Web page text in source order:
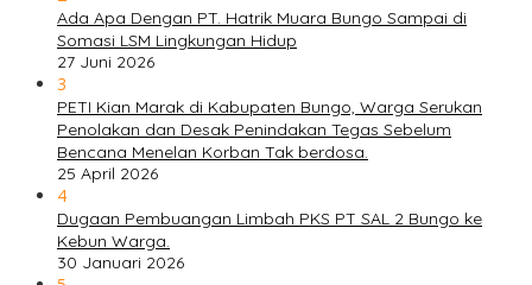
Ada Apa Dengan PT. Hatrik Muara Bungo Sampai di
Somasi LSM Lingkungan Hidup
27 Juni 2026
3
PETI Kian Marak di Kabupaten Bungo, Warga Serukan
Penolakan dan Desak Penindakan Tegas Sebelum
Bencana Menelan Korban Tak berdosa.
25 April 2026
4
Dugaan Pembuangan Limbah PKS PT SAL 2 Bungo ke
Kebun Warga.
30 Januari 2026